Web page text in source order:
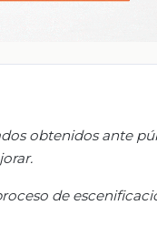
obtenidos ante
de